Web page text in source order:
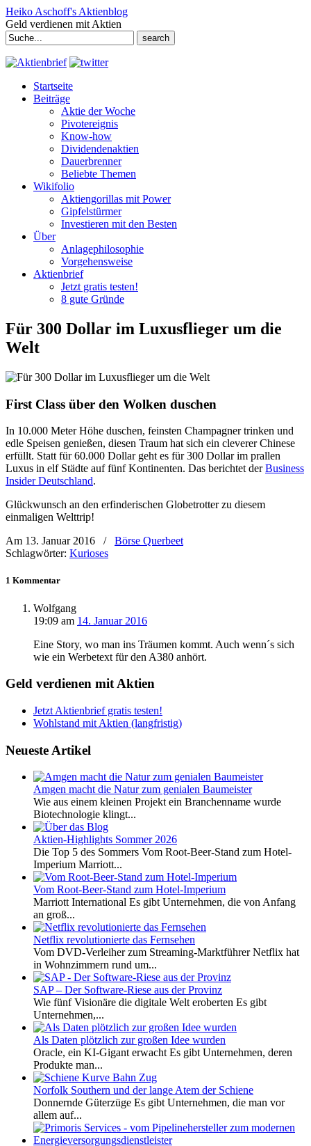
Heiko Aschoff's Aktienblog
Geld verdienen mit Aktien
Search
for:
Startseite
Beiträge
Aktie der Woche
Pivotereignis
Know-how
Dividendenaktien
Dauerbrenner
Beliebte Themen
Wikifolio
Aktiengorillas mit Power
Gipfelstürmer
Investieren mit den Besten
Über
Anlagephilosophie
Vorgehensweise
Aktienbrief
Jetzt gratis testen!
8 gute Gründe
Für 300 Dollar im Luxusflieger um die
Welt
First Class über den Wolken duschen
In 10.000 Meter Höhe duschen, feinsten Champagner trinken und
edle Speisen genießen, diesen Traum hat sich ein cleverer Chinese
erfüllt. Statt für 60.000 Dollar geht es für 300 Dollar im prallen
Luxus in elf Städte auf fünf Kontinenten. Das berichtet derBusiness
Insider Deutschland.
Glückwunsch an den erfinderischen Globetrotter zu diesem
einmaligen Welttrip!
Am 13. Januar 2016
/
Börse Querbeet
Schlagwörter: Kurioses
1 Kommentar
Wolfgang
19:09 am 14. Januar 2016
Eine Story, wo man ins Träumen kommt. Auch wenn´s sich
wie ein Werbetext für den A380 anhört.
Geld verdienen mit Aktien
Jetzt Aktienbrief gratis testen!
Wohlstand mit Aktien (langfristig)
Neueste Artikel
Amgen macht die Natur zum genialen Baumeister
Wie aus einem kleinen Projekt ein Branchenname wurde
Biotechnologie klingt...
Aktien-Highlights Sommer 2026
Die Top 5 des Sommers Vom Root-Beer-Stand zum Hotel-
Imperium Marriott...
Vom Root-Beer-Stand zum Hotel-Imperium
Marriott International Es gibt Unternehmen, die von Anfang
an groß...
Netflix revolutionierte das Fernsehen
Vom DVD-Verleiher zum Streaming-Marktführer Netflix hat
in Wohnzimmern rund um...
SAP – Der Software-Riese aus der Provinz
Wie fünf Visionäre die digitale Welt eroberten Es gibt
Unternehmen,...
Als Daten plötzlich zur großen Idee wurden
Oracle, ein KI-Gigant erwacht Es gibt Unternehmen, deren
Produkte man...
Norfolk Southern und der lange Atem der Schiene
Donnernde Güterzüge Es gibt Unternehmen, die man vor
allem auf...